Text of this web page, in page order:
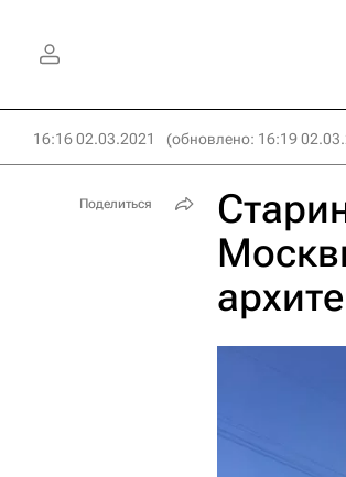
16:16 02.03.2021 (обновлено: 16:19
Поделиться